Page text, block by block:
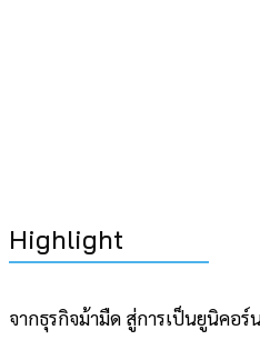
Highlight
จากธุรกิจม้ามืด สู่การเป็นยูนิคอร์